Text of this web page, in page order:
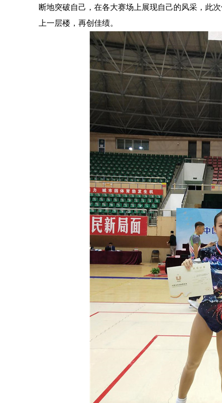
断地突破自己，在各大赛场上展现自己的风采，此
上一层楼，再创佳绩。